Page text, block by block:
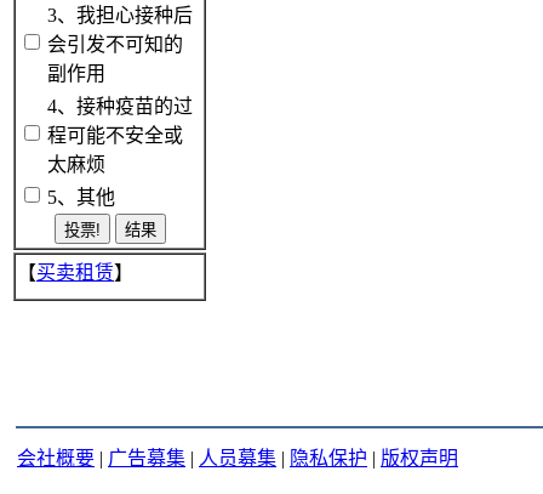
3、我担心接种后
会引发不可知的
副作用
4、接种疫苗的过
程可能不安全或
太麻烦
5、其他
【买卖租赁】
会社概要 | 广告募集 | 人员募集 | 隐私保护 | 版权声明